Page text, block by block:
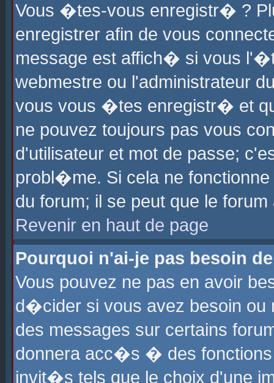
Vous �tes-vous enregistr� ?
enregistrer afin de vous
message est affich� si vous
webmestre ou l'administrateur
vous vous �tes enregistr� et
ne pouvez toujours pas vous
d'utilisateur et mot de passe;
probl�me. Si cela ne
du forum; il se peut que le
Revenir en haut de page
Pourquoi n'ai-je pas besoin
Vous pouvez ne pas en avoir
d�cider si vous avez besoin ou
des messages sur certains
donnera acc�s � des fonctions
invit�s tels que le choix d'une